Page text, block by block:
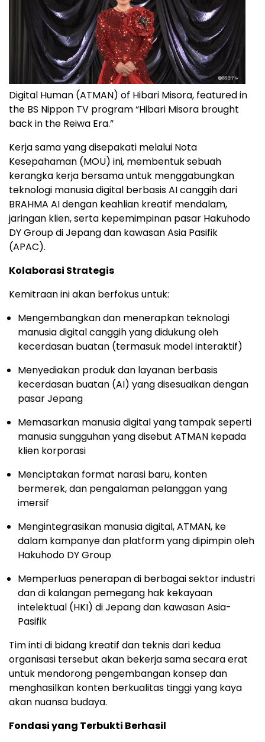
Digital Human (ATMAN) of Hibari Misora, featured in
the BS Nippon TV program “Hibari Misora brought
back in the Reiwa Era.”
Kerja sama yang disepakati melalui Nota
Kesepahaman (MOU) ini, membentuk sebuah
kerangka kerja bersama untuk menggabungkan
teknologi manusia digital berbasis AI canggih dari
BRAHMA AI dengan keahlian kreatif mendalam,
jaringan klien, serta kepemimpinan pasar Hakuhodo
DY Group di Jepang dan kawasan Asia Pasifik
(APAC).
Kolaborasi Strategis
Kemitraan ini akan berfokus untuk:
Mengembangkan dan menerapkan teknologi
manusia digital canggih yang didukung oleh
kecerdasan buatan (termasuk model interaktif)
Menyediakan produk dan layanan berbasis
kecerdasan buatan (AI) yang disesuaikan dengan
pasar Jepang
Memasarkan manusia digital yang tampak seperti
manusia sungguhan yang disebut ATMAN kepada
klien korporasi
Menciptakan format narasi baru, konten
bermerek, dan pengalaman pelanggan yang
imersif
Mengintegrasikan manusia digital, ATMAN, ke
dalam kampanye dan platform yang dipimpin oleh
Hakuhodo DY Group
Memperluas penerapan di berbagai sektor industri
dan di kalangan pemegang hak kekayaan
intelektual (HKI) di Jepang dan kawasan Asia-
Pasifik
Tim inti di bidang kreatif dan teknis dari kedua
organisasi tersebut akan bekerja sama secara erat
untuk mendorong pengembangan konsep dan
menghasilkan konten berkualitas tinggi yang kaya
akan nuansa budaya.
Fondasi yang Terbukti Berhasil